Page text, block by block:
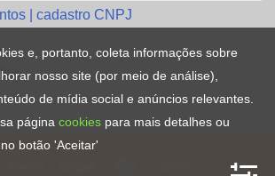
| cadastro CNPJ
e, portanto, coleta informações sobre
nosso site (por meio de análise),
de mídia social e anúncios relevantes.
página cookies para mais detalhes ou
botão 'Aceitar'